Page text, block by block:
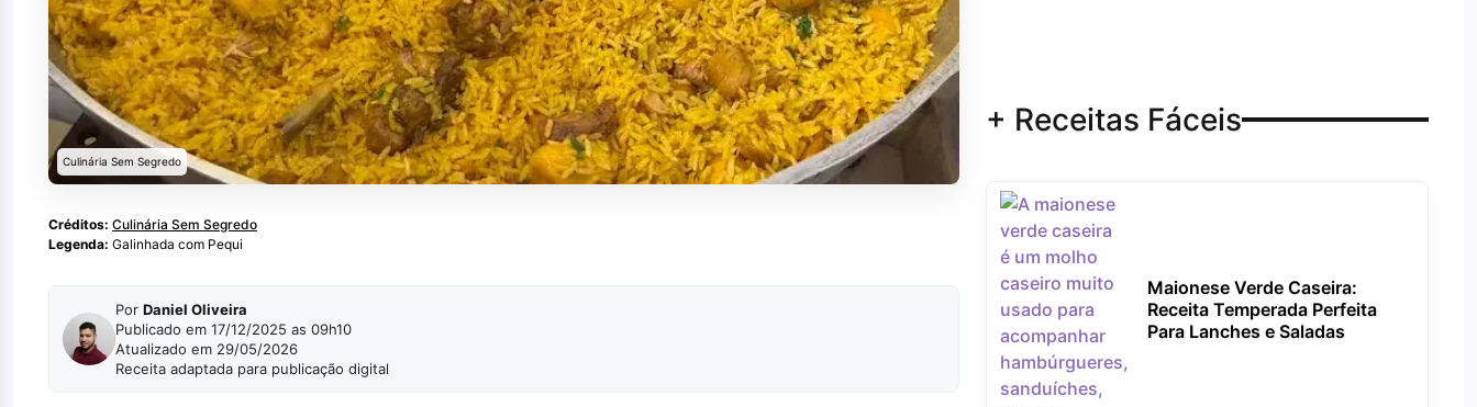
Culinária Sem Segredo
Créditos: Culinária Sem Segredo
Legenda: Galinhada com Pequi
Por Daniel Oliveira
Publicado em 17/12/2025 as 09h10
Atualizado em 29/05/2026
Receita adaptada para publicação digital
+ Receitas Fáceis
Maionese Verde Caseira:
Receita Temperada Perfeita
Para Lanches e Saladas